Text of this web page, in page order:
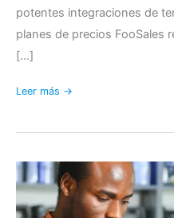
potentes integraciones de
planes de precios FooSales
[...]
Leer más →
Introducción
de
GTIN,